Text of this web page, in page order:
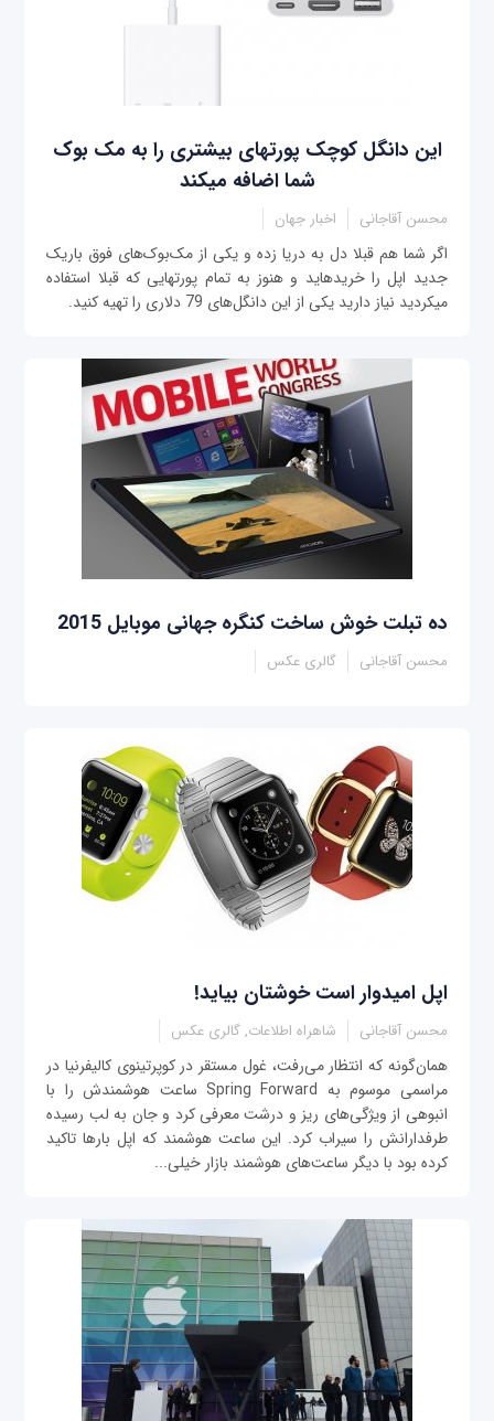
این دانگل کوچک پورت‎های بیشتری را به مک بوک
شما اضافه می‎کند
محسن آقاجانی اخبار جهان
اگر شما هم قبلا دل به دریا زده و یکی از مک‌بوک‌های فوق باریک
جدید اپل را خریده‎اید و هنوز به تمام پورت‎هایی که قبلا استفاده
می‎کردید نیاز دارید یکی از این دانگل‌های 79 دلاری را تهیه کنید.
ده تبلت خوش ساخت کنگره جهانی موبایل 2015
محسن آقاجانی گالری عکس
اپل امیدوار است خوشتان بیاید!
محسن آقاجانی شاهراه اطلاعات, گالری عکس
همان‌گونه که انتظار می‌رفت، غول مستقر در کوپرتینوی کالیفرنیا در
مراسمی موسوم به Spring Forward ساعت هوشمندش را با
انبوهی از ویژگی‌های ریز و درشت معرفی کرد و جان به لب رسیده
طرفدارانش را سیراب کرد. این ساعت هوشمند که اپل بارها تاکید
کرده بود با دیگر ساعت‌های هوشمند بازار خیلی...